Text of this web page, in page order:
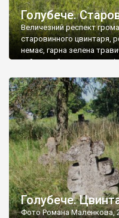
Голубече.
Величезний респект
старовинного цвинтаря,
немає, гарна зелена
найкращий регулятор
бруньками, кози ті
делікатес. На цвинтарі у
різноманітних форм
Голубече.
Фото Романа Маленкова,